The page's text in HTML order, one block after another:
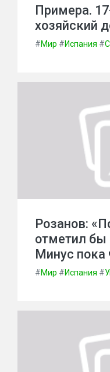
Примера.
хозяйский
#Мир #Испания #
Розанов:
отметил бы
Минус пока
#Мир #Испания #